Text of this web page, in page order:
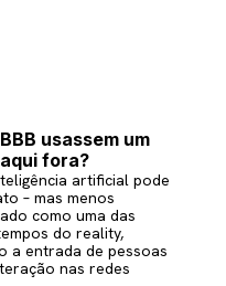
usassem um
fora?
artificial pode
– mas menos
como uma das
do reality,
a entrada de pessoas
nas redes